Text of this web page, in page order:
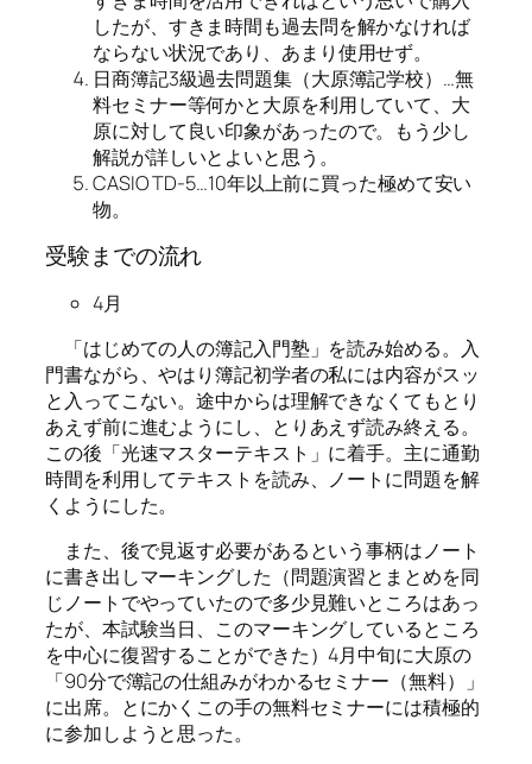
したが、すきま時間も過去問を解かなければ
ならない状況であり、あまり使用せず。
日商簿記3級過去問題集（大原簿記学校）…無
料セミナー等何かと大原を利用していて、大
原に対して良い印象があったので。もう少し
解説が詳しいとよいと思う。
CASIO TD-5…10年以上前に買った極めて安い
物。
受験までの流れ
4月
「はじめての人の簿記入門塾」を読み始める。入
門書ながら、やはり簿記初学者の私には内容がスッ
と入ってこない。途中からは理解できなくてもとり
あえず前に進むようにし、とりあえず読み終える。
この後「光速マスターテキスト」に着手。主に通勤
時間を利用してテキストを読み、ノートに問題を解
くようにした。
また、後で見返す必要があるという事柄はノート
に書き出しマーキングした（問題演習とまとめを同
じノートでやっていたので多少見難いところはあっ
たが、本試験当日、このマーキングしているところ
を中心に復習することができた）4月中旬に大原の
「90分で簿記の仕組みがわかるセミナー（無料）」
に出席。とにかくこの手の無料セミナーには積極的
に参加しようと思った。